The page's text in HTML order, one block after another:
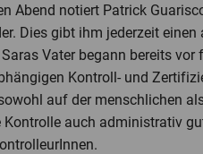
Abend notiert Patrick
Dies gibt ihm jederzeit
Vater begann bereits
Kontroll- und
auf der menschlichen
auch administrativ